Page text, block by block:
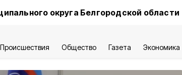
округа Белгородской области
Происшествия Общество Газета Экономика